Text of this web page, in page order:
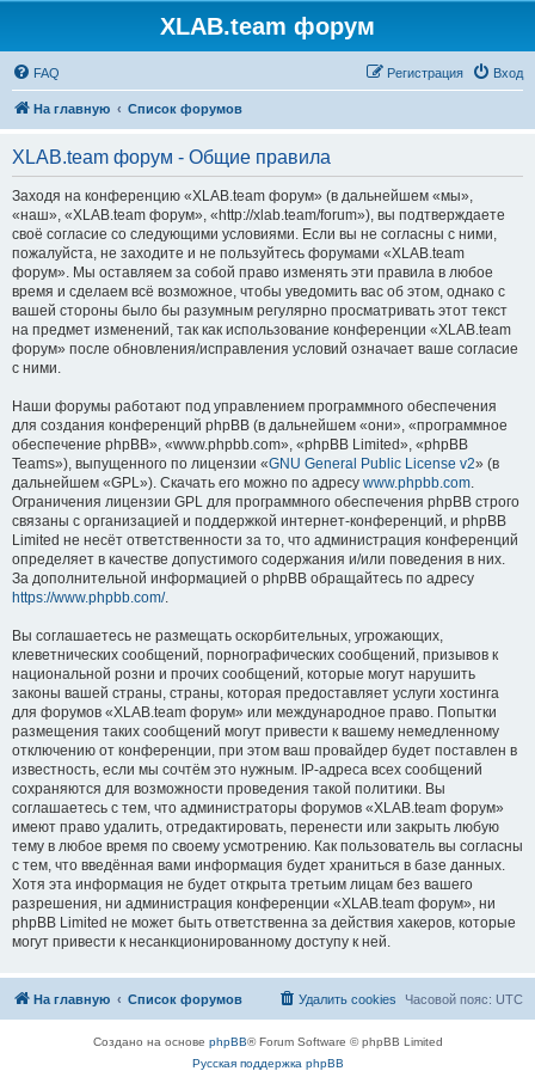
XLAB.team форум
FAQ Вход
Регистрация
На главную Список форумов
XLAB.team форум - Общие правила
Заходя на конференцию «XLAB.team форум» (в дальнейшем «мы»,
«наш», «XLAB.team форум», «http://xlab.team/forum»), вы подтверждаете
своё согласие со следующими условиями. Если вы не согласны с ними,
пожалуйста, не заходите и не пользуйтесь форумами «XLAB.team
форум». Мы оставляем за собой право изменять эти правила в любое
время и сделаем всё возможное, чтобы уведомить вас об этом, однако с
вашей стороны было бы разумным регулярно просматривать этот текст
на предмет изменений, так как использование конференции «XLAB.team
форум» после обновления/исправления условий означает ваше согласие
с ними.
Наши форумы работают под управлением программного обеспечения
для создания конференций phpBB (в дальнейшем «они», «программное
обеспечение phpBB», «www.phpbb.com», «phpBB Limited», «phpBB
Teams»), выпущенного по лицензии «GNU General Public License v2» (в
дальнейшем «GPL»). Скачать его можно по адресу www.phpbb.com.
Ограничения лицензии GPL для программного обеспечения phpBB строго
связаны с организацией и поддержкой интернет-конференций, и phpBB
Limited не несёт ответственности за то, что администрация конференций
определяет в качестве допустимого содержания и/или поведения в них.
За дополнительной информацией о phpBB обращайтесь по адресу
https://www.phpbb.com/.
Вы соглашаетесь не размещать оскорбительных, угрожающих,
клеветнических сообщений, порнографических сообщений, призывов к
национальной розни и прочих сообщений, которые могут нарушить
законы вашей страны, страны, которая предоставляет услуги хостинга
для форумов «XLAB.team форум» или международное право. Попытки
размещения таких сообщений могут привести к вашему немедленному
отключению от конференции, при этом ваш провайдер будет поставлен в
известность, если мы сочтём это нужным. IP-адреса всех сообщений
сохраняются для возможности проведения такой политики. Вы
соглашаетесь с тем, что администраторы форумов «XLAB.team форум»
имеют право удалить, отредактировать, перенести или закрыть любую
тему в любое время по своему усмотрению. Как пользователь вы согласны
с тем, что введённая вами информация будет храниться в базе данных.
Хотя эта информация не будет открыта третьим лицам без вашего
разрешения, ни администрация конференции «XLAB.team форум», ни
phpBB Limited не может быть ответственна за действия хакеров, которые
могут привести к несанкционированному доступу к ней.
На главную Список форумов Часовой пояс: UTC
Удалить cookies
Создано на основе phpBB® Forum Software © phpBB Limited
Русская поддержка phpBB